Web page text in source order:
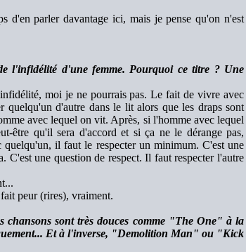
d'en parler davantage ici, mais je pense qu'on n'est
l'infidélité d'une femme. Pourquoi ce titre ? Une
moi je ne pourrais pas. Le fait de vivre avec
d'autre dans le lit alors que les draps sont
avec lequel on vit. Après, si l'homme avec lequel
qu'il sera d'accord et si ça ne le dérange pas,
il faut le respecter un minimum. C'est une
une question de respect. Il faut respecter l'autre
peur (rires), vraiment.
sont très douces comme "The One" à la
Et à l'inverse, "Demolition Man" ou "Kick